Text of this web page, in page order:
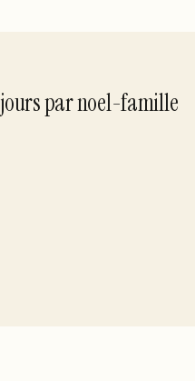
joursparnoel-famille